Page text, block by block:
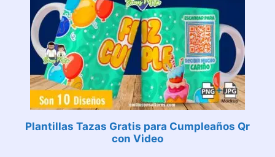
Plantillas Tazas Gratis para Cumpleaños Qr
con Video